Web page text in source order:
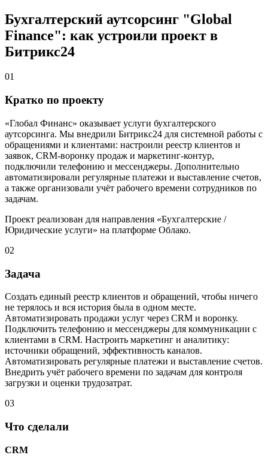
Бухгалтерский аутсорсинг "Global
Finance": как устроили проект в
Битрикс24
01
Кратко по проекту
«Глобал Финанс» оказывает услуги бухгалтерского
аутсорсинга. Мы внедрили Битрикс24 для системной работы с
обращениями и клиентами: настроили реестр клиентов и
заявок, CRM‑воронку продаж и маркетинг‑контур,
подключили телефонию и мессенджеры. Дополнительно
автоматизировали регулярные платежи и выставление счетов,
а также организовали учёт рабочего времени сотрудников по
задачам.
Проект реализован для направления «Бухгалтерские /
Юридические услуги» на платформе Облако.
02
Задача
Создать единый реестр клиентов и обращений, чтобы ничего
не терялось и вся история была в одном месте.
Автоматизировать продажи услуг через CRM и воронку.
Подключить телефонию и мессенджеры для коммуникации с
клиентами в CRM. Настроить маркетинг и аналитику:
источники обращений, эффективность каналов.
Автоматизировать регулярные платежи и выставление счетов.
Внедрить учёт рабочего времени по задачам для контроля
загрузки и оценки трудозатрат.
03
Что сделали
CRM